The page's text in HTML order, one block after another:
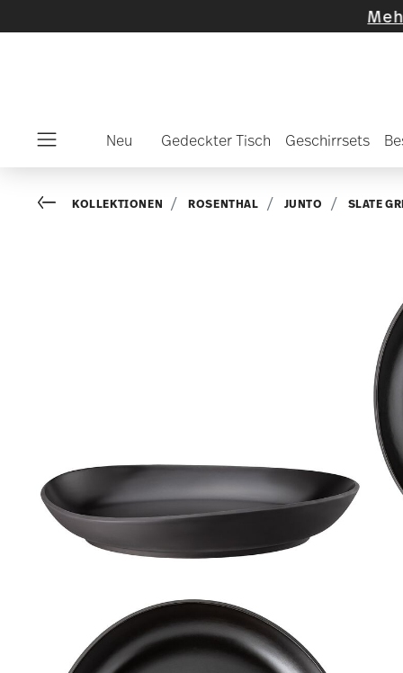
Mehr
Neu Gedeckter Tisch Geschirrsets
Go backKOLLEKTIONEN ROSENTHAL JUNTO SLATE